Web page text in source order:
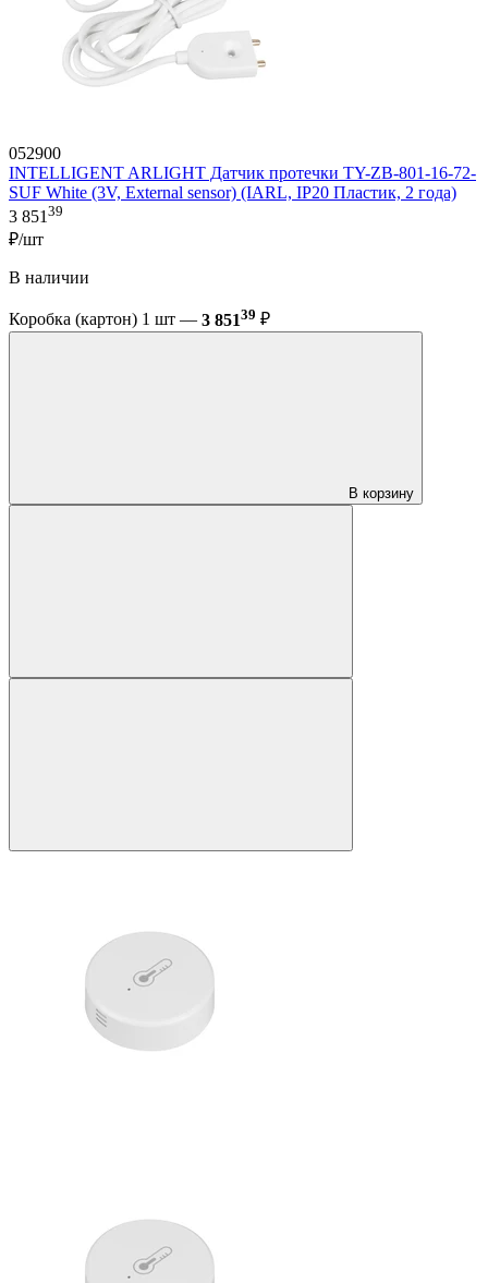
052900
INTELLIGENT ARLIGHT Датчик протечки TY-ZB-801-16-72-
SUF White (3V, External sensor) (IARL, IP20 Пластик, 2 года)
3 85139
₽/шт
В наличии
Коробка (картон) 1 шт — 3 85139 ₽
В корзину